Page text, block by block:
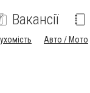
Вакансії
Авто / Мото